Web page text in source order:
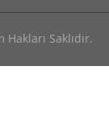
Hakları Saklıdır.